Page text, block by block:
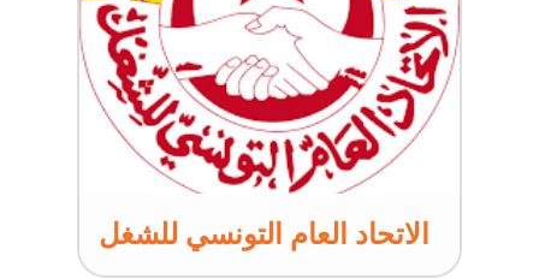
الاتحاد العام التونسي للشغل